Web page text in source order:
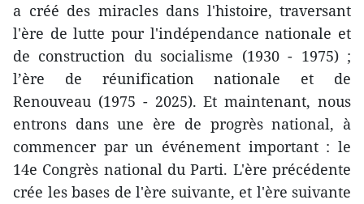
a créé des miracles dans l'histoire, traversant
l'ère de lutte pour l'indépendance nationale et
de construction du socialisme (1930 - 1975) ;
l’ère de réunification nationale et de
Renouveau (1975 - 2025). Et maintenant, nous
entrons dans une ère de progrès national, à
commencer par un événement important : le
14e Congrès national du Parti. L'ère précédente
crée les bases de l'ère suivante, et l'ère suivante